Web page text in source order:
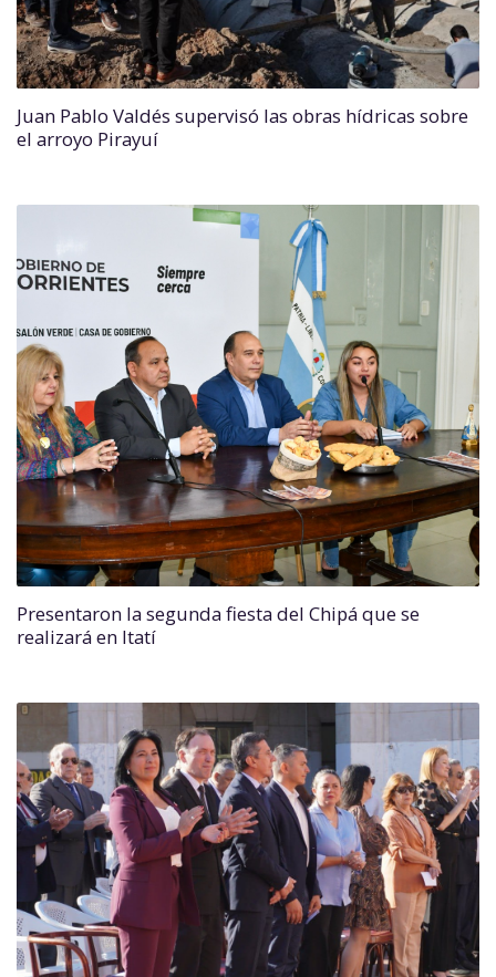
Juan Pablo Valdés supervisó las obras hídricas sobre
el arroyo Pirayuí
Presentaron la segunda fiesta del Chipá que se
realizará en Itatí